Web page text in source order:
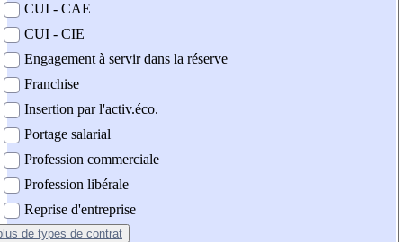
CUI - CAE
CUI - CIE
Engagement à servir dans la réserve
Franchise
Insertion par l'activ.éco.
Portage salarial
Profession commerciale
Profession libérale
Reprise d'entreprise
de types de contrat